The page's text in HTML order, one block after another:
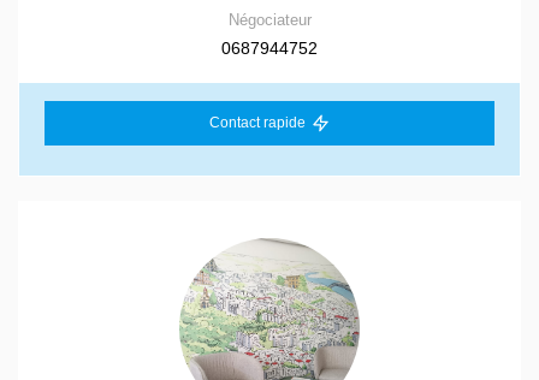
Négociateur
0687944752
Contact rapide